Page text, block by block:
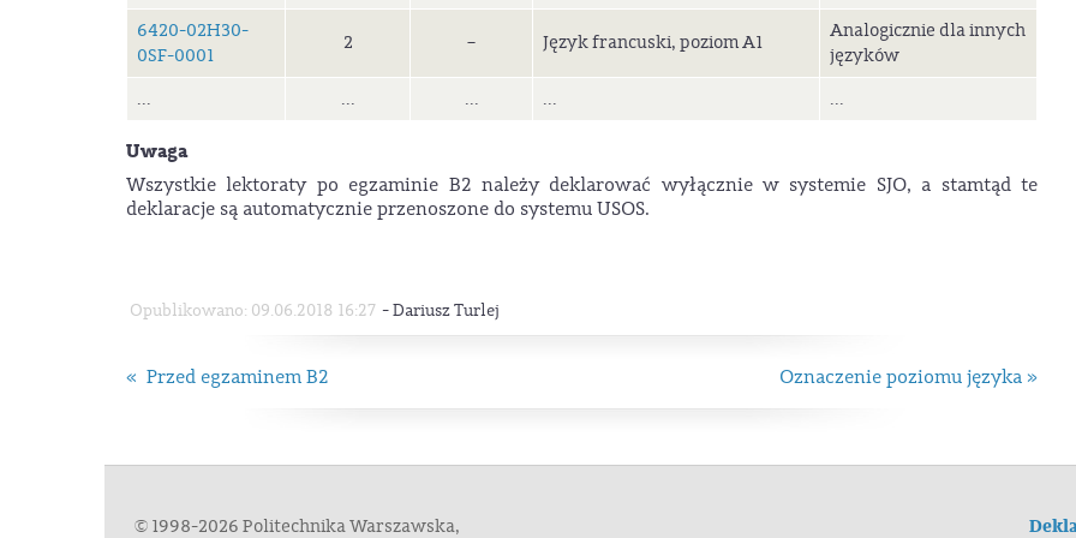
6420-02H30-
0SF-0001
2 – Język francuski, poziom A1
Analogicznie dla innych
języków
...
... ... ... ...
Uwaga
Wszystkie lektoraty po egzaminie B2 należy deklarować wyłącznie w systemie SJO, a stamtąd te
deklaracje są automatycznie przenoszone do systemu USOS.
Opublikowano: 09.06.2018 16:27 -Dariusz Turlej
« Przed egzaminem B2 Oznaczenie poziomu języka »
© 1998-2026 Politechnika Warszawska,